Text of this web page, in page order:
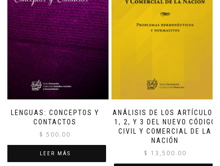
LENGUAS: CONCEPTOS Y
CONTACTOS
$ 500.00
LEER MÁS
ANÁLISIS DE LOS ARTÍCULOS
1, 2, Y 3 DEL NUEVO CÓDIGO
CIVIL Y COMERCIAL DE LA
NACIÓN
$ 13,500.00